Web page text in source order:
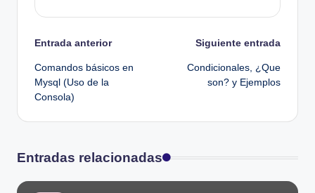
Navegación
de
entradas
Entrada anterior
Comandos básicos en
Mysql (Uso de la
Consola)
Siguiente entrada
Condicionales, ¿Que
son? y Ejemplos
Entradas relacionadas